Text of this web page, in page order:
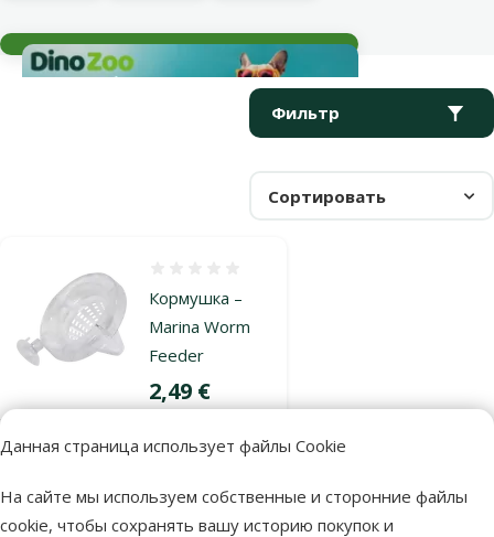
Данная страница использует файлы Cookie
На сайте мы используем собственные и сторонние файлы
cookie, чтобы сохранять вашу историю покупок и
Фильтр
Сортировать
Продукты в категории Автоматические кормушки для рыб
Кормушка –
Marina Worm
Feeder
Цена
2,49 €
В наличии